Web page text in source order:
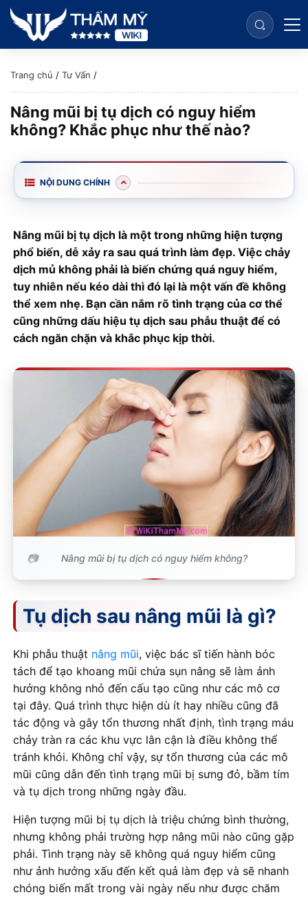
Trang chủ / Tư Vấn /
Nâng mũi bị tụ dịch có nguy hiểm
không? Khắc phục như thế nào?
NỘI DUNG CHÍNH
Nâng mũi bị tụ dịch là một trong những hiện tượng
phổ biến, dễ xảy ra sau quá trình làm đẹp. Việc chảy
dịch mủ không phải là biến chứng quá nguy hiểm,
tuy nhiên nếu kéo dài thì đó lại là một vấn đề không
thể xem nhẹ. Bạn cần nắm rõ tình trạng của cơ thể
cũng những dấu hiệu tụ dịch sau phẫu thuật để có
cách ngăn chặn và khắc phục kịp thời.
Nâng mũi bị tụ dịch có nguy hiểm không?
Tụ dịch sau nâng mũi là gì?
Khi phẫu thuật nâng mũi, việc bác sĩ tiến hành bóc
tách để tạo khoang mũi chứa sụn nâng sẽ làm ảnh
hưởng không nhỏ đến cấu tạo cũng như các mô cơ
tại đây. Quá trình thực hiện dù ít hay nhiều cũng đã
tác động và gây tổn thương nhất định, tình trạng máu
chảy tràn ra các khu vực lân cận là điều không thể
tránh khỏi. Không chỉ vậy, sự tổn thương của các mô
mũi cũng dẫn đến tình trạng mũi bị sưng đỏ, bầm tím
và tụ dịch trong những ngày đầu.
Hiện tượng mũi bị tụ dịch là triệu chứng bình thường,
nhưng không phải trường hợp nâng mũi nào cũng gặp
phải. Tình trạng này sẽ không quá nguy hiểm cũng
như ảnh hưởng xấu đến kết quả làm đẹp và sẽ nhanh
chóng biến mất trong vài ngày nếu như được chăm